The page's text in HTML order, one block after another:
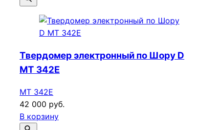
Твердомер электронный по Шору D
МТ 342E
МТ 342E
42 000 руб.
В корзину